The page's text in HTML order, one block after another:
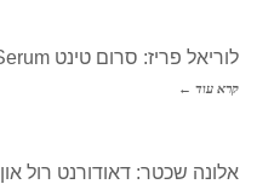
לוריאל פריז: סרום טינט Hyaluronic Tint Serum
קרא עוד ←
אלונה שכטר: דאודורנט רול און